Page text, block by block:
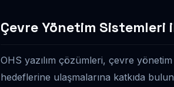
Çevre Yönetim Sistemleri
OHS yazılım çözümleri, çevre
hedeflerine ulaşmalarına katkıda